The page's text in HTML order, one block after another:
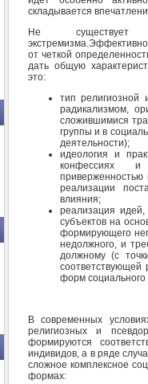
складывается
Не существует
от четкой
дать общую
это:
тип религиозной
радикализмом,
сложившимися
группы и в
деятельности);
идеология и
конфессиях и
приверженностью
реализации
влияния;
реализация
субъектов на
формирующего
недолжного, и
должному (с
соответствующей
форм социального
В современных
религиозных и
формируются
индивидов, а в ряде
сложное комплексное
формах: